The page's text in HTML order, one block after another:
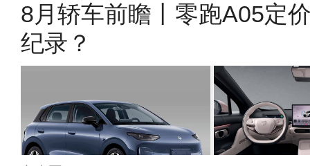
8月轿车前瞻丨零跑A05定
纪录？